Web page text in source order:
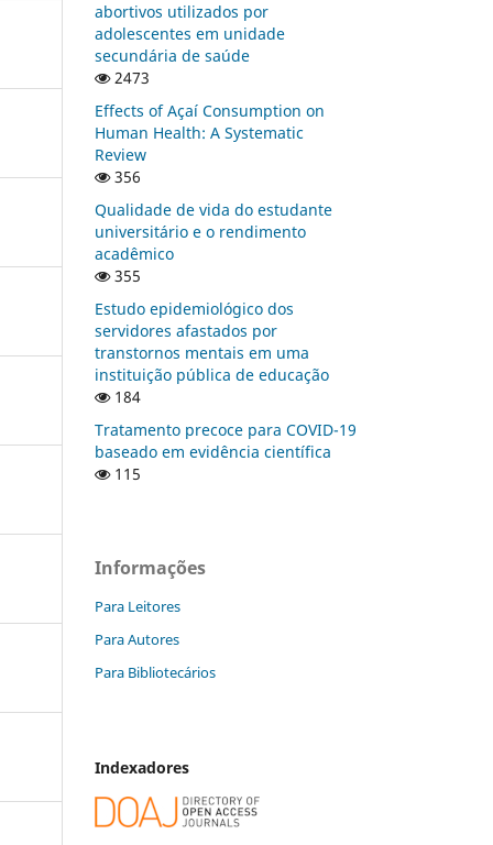
abortivos utilizados por
adolescentes em unidade
secundária de saúde
2473
Effects of Açaí Consumption on
Human Health: A Systematic
Review
356
Qualidade de vida do estudante
universitário e o rendimento
acadêmico
355
Estudo epidemiológico dos
servidores afastados por
transtornos mentais em uma
instituição pública de educação
184
Tratamento precoce para COVID-19
baseado em evidência científica
115
Informações
Para Leitores
Para Autores
Para Bibliotecários
Indexadores